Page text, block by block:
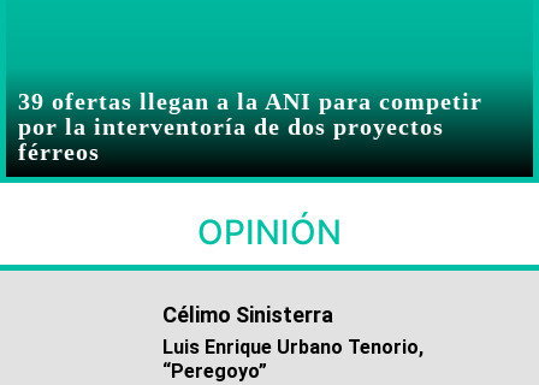
39 ofertas llegan a la ANI para competir
por la interventoría de dos proyectos
férreos
OPINIÓN
Célimo Sinisterra
Luis Enrique Urbano Tenorio,
“Peregoyo”